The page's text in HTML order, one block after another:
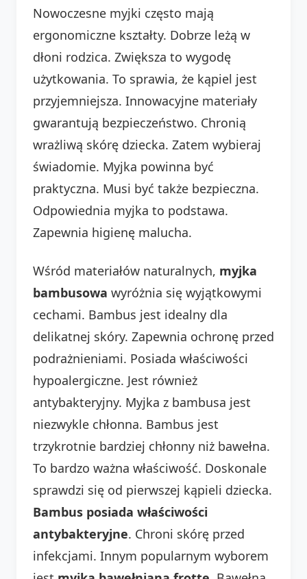
Nowoczesne myjki często mają
ergonomiczne kształty. Dobrze leżą w
dłoni rodzica. Zwiększa to wygodę
użytkowania. To sprawia, że kąpiel jest
przyjemniejsza. Innowacyjne materiały
gwarantują bezpieczeństwo. Chronią
wrażliwą skórę dziecka. Zatem wybieraj
świadomie. Myjka powinna być
praktyczna. Musi być także bezpieczna.
Odpowiednia myjka to podstawa.
Zapewnia higienę malucha.
Wśród materiałów naturalnych, myjka
bambusowa wyróżnia się wyjątkowymi
cechami. Bambus jest idealny dla
delikatnej skóry. Zapewnia ochronę przed
podrażnieniami. Posiada właściwości
hypoalergiczne. Jest również
antybakteryjny. Myjka z bambusa jest
niezwykle chłonna. Bambus jest
trzykrotnie bardziej chłonny niż bawełna.
To bardzo ważna właściwość. Doskonale
sprawdzi się od pierwszej kąpieli dziecka.
Bambus posiada właściwości
antybakteryjne. Chroni skórę przed
infekcjami. Innym popularnym wyborem